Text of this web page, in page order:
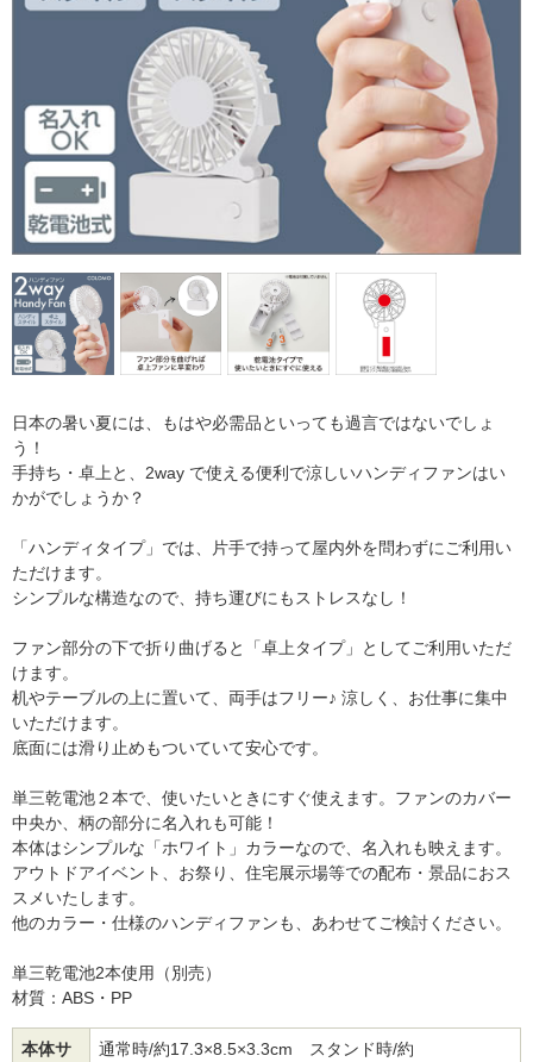
日本の暑い夏には、もはや必需品といっても過言ではないでしょ
う！
手持ち・卓上と、2way で使える便利で涼しいハンディファンはい
かがでしょうか？
「ハンディタイプ」では、片手で持って屋内外を問わずにご利用い
ただけます。
シンプルな構造なので、持ち運びにもストレスなし！
ファン部分の下で折り曲げると「卓上タイプ」としてご利用いただ
けます。
机やテーブルの上に置いて、両手はフリー♪ 涼しく、お仕事に集中
いただけます。
底面には滑り止めもついていて安心です。
単三乾電池２本で、使いたいときにすぐ使えます。ファンのカバー
中央か、柄の部分に名入れも可能！
本体はシンプルな「ホワイト」カラーなので、名入れも映えます。
アウトドアイベント、お祭り、住宅展示場等での配布・景品におス
スメいたします。
他のカラー・仕様のハンディファンも、あわせてご検討ください。
単三乾電池2本使用（別売）
材質：ABS・PP
本体サ
通常時/約17.3×8.5×3.3cm スタンド時/約